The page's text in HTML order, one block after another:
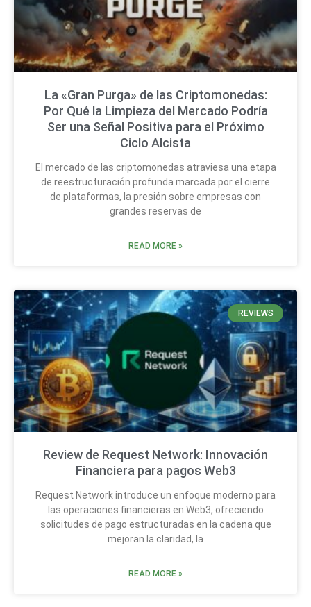
La «Gran Purga» de las Criptomonedas:
Por Qué la Limpieza del Mercado Podría
Ser una Señal Positiva para el Próximo
Ciclo Alcista
El mercado de las criptomonedas atraviesa una etapa
de reestructuración profunda marcada por el cierre
de plataformas, la presión sobre empresas con
grandes reservas de
READ MORE »
REVIEWS
Review de Request Network: Innovación
Financiera para pagos Web3
Request Network introduce un enfoque moderno para
las operaciones financieras en Web3, ofreciendo
solicitudes de pago estructuradas en la cadena que
mejoran la claridad, la
READ MORE »